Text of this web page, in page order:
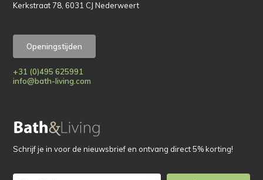
Kerkstraat 78, 6031 CJ Nederweert
Openingstijden
+31 (0)495 625991
info@bath-living.com
Schrijf je in voor de nieuwsbrief en ontvang direct 5% korting!